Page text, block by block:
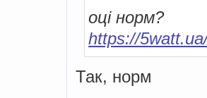
оці норм?
https://
Так, норм